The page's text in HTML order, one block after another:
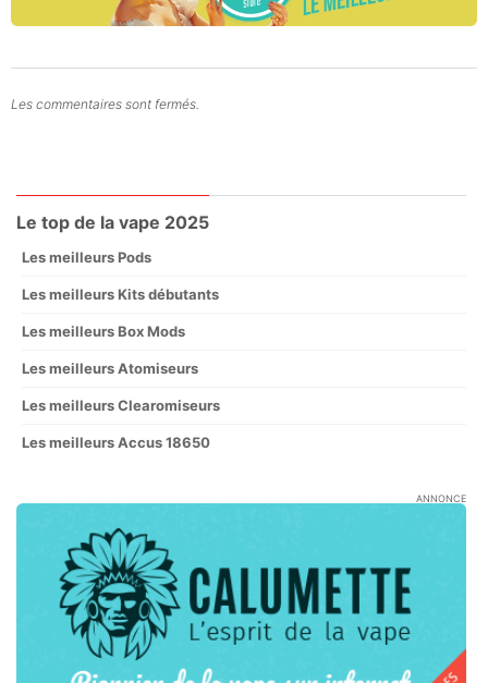
Les commentaires sont fermés.
Le top de la vape 2025
Les meilleurs Pods
Les meilleurs Kits débutants
Les meilleurs Box Mods
Les meilleurs Atomiseurs
Les meilleurs Clearomiseurs
Les meilleurs Accus 18650
ANNONCE